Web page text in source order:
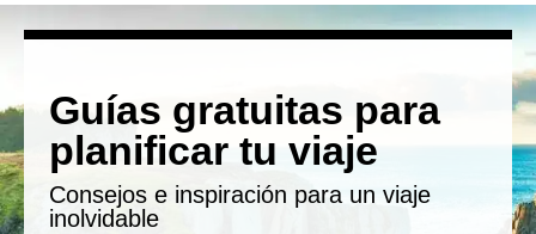
Guías gratuitas para
planificar tu viaje
Consejos e inspiración para un viaje
inolvidable